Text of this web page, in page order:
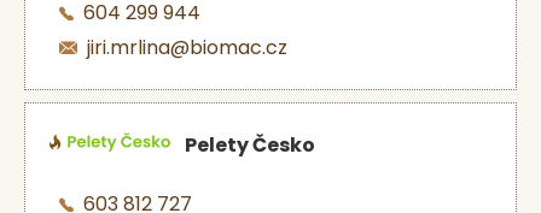
604 299 944
jiri.mrlina@biomac.cz
Pelety Česko
603 812 727